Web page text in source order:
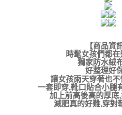
【商品資
時髦女孩們都
獨家防水絨
好整理好
讓女孩雨天穿著也
一套即穿,靴口貼合小腿
加上前高後高的厚底
減肥真的好難,穿對